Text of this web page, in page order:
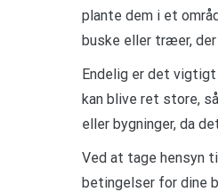
plante dem i et
buske eller træer, der
Endelig er det
kan blive ret store,
eller bygninger, da
Ved at tage hensyn
betingelser for dine